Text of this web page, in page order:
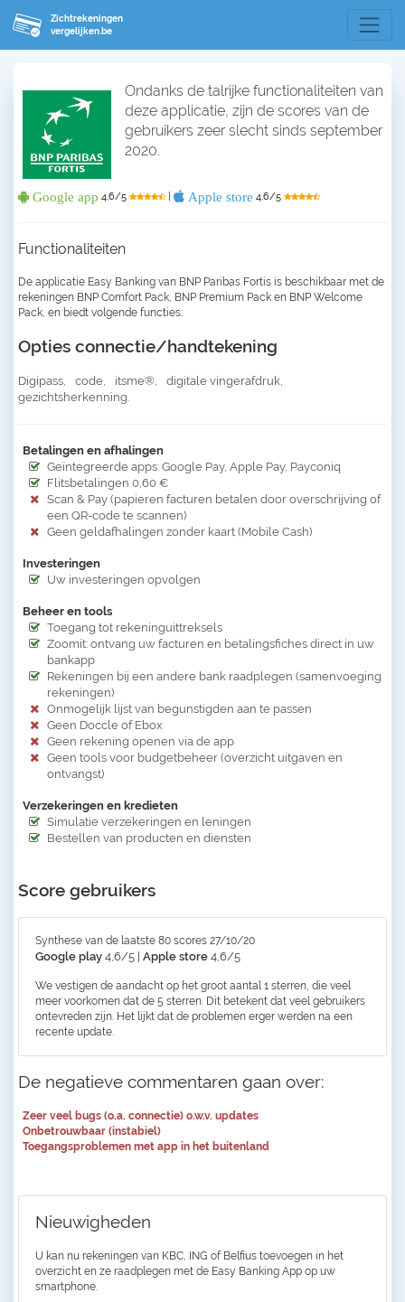
Zichtrekeningen
vergelijken.be
Ondanks de talrijke functionaliteiten van
deze applicatie, zijn de scores van de
gebruikers zeer slecht sinds september
2020.
Google app 4,6/5 | Apple store 4,6/5
Functionaliteiten
De applicatie Easy Banking van BNP Paribas Fortis is beschikbaar met de
rekeningen BNP Comfort Pack, BNP Premium Pack en BNP Welcome
Pack, en biedt volgende functies:
Opties connectie/handtekening
Digipass, code, itsme®,
digitale vingerafdruk,
gezichtsherkenning.
Betalingen en afhalingen
Geïntegreerde apps: Google Pay, Apple Pay, Payconiq
Flitsbetalingen 0,60 €
Scan & Pay (papieren facturen betalen door overschrijving of
een QR-code te scannen)
Geen geldafhalingen zonder kaart (Mobile Cash)
Investeringen
Uw investeringen opvolgen
Beheer en tools
Toegang tot rekeninguittreksels
Zoomit: ontvang uw facturen en betalingsfiches direct in uw
bankapp
Rekeningen bij een andere bank raadplegen (samenvoeging
rekeningen)
Onmogelijk lijst van begunstigden aan te passen
Geen Doccle of Ebox
Geen rekening openen via de app
Geen tools voor budgetbeheer (overzicht uitgaven en
ontvangst)
Verzekeringen en kredieten
Simulatie verzekeringen en leningen
Bestellen van producten en diensten
Score gebruikers
Synthese van de laatste 80 scores 27/10/20
Google play4,6/5 | Apple store4,6/5
We vestigen de aandacht op het groot aantal 1 sterren, die veel
meer voorkomen dat de 5 sterren. Dit betekent dat veel gebruikers
ontevreden zijn. Het lijkt dat de problemen erger werden na een
recente update.
De negatieve commentaren gaan over:
Zeer veel bugs (o.a. connectie) o.w.v. updates
Onbetrouwbaar (instabiel)
Toegangsproblemen met app in het buitenland
Nieuwigheden
U kan nu rekeningen van KBC, ING of Belfius toevoegen in het
overzicht en ze raadplegen met de Easy Banking App op uw
smartphone.